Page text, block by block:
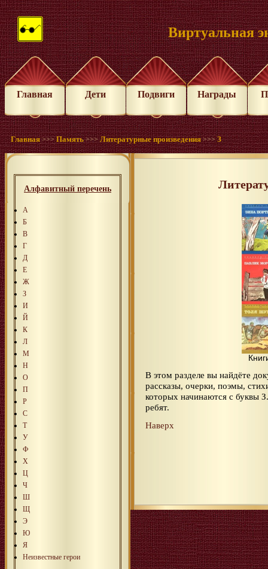
Виртуальная
Главная Дети Подвиги Награды
Главная >>>Память >>>Литературные произведения >>>З
Алфавитный перечень
А
Б
В
Г
Д
Е
Ж
З
И
Й
К
Л
М
Н
О
П
Р
С
Т
У
Ф
Х
Ц
Ч
Ш
Щ
Э
Ю
Я
Неизвестные герои
В этом разделе вы найдёте
рассказы, очерки, поэмы,
которых начинаются с буквы
ребят.
Наверх